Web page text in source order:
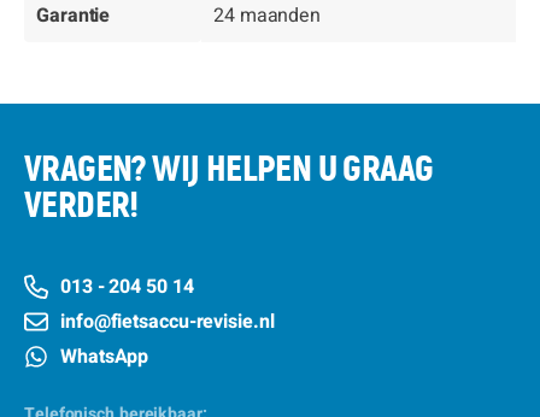
Garantie
24 maanden
VRAGEN? WIJ HELPEN U GRAAG
VERDER!
013 - 204 50 14
info@fietsaccu-revisie.nl
WhatsApp